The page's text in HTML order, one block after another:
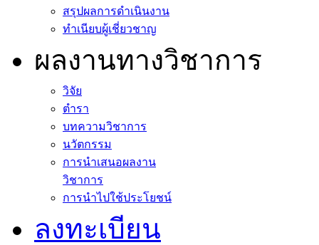
สรุปผลการดำเนินงาน
ทำเนียบผู้เชี่ยวชาญ
ผลงานทางวิชาการ
วิจัย
ตำรา
บทความวิชาการ
นวัตกรรม
การนำเสนอผลงาน
วิชาการ
การนำไปใช้ประโยชน์
ลงทะเบียน